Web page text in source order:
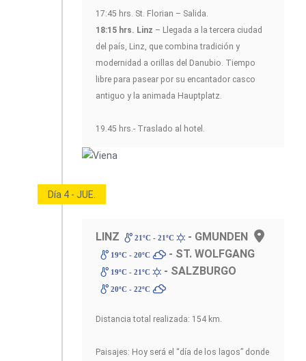
17:45 hrs. St. Florian – Salida.
18:15 hrs. Linz – Llegada a la tercera ciudad
del país, Linz, que combina tradición y
modernidad a orillas del Danubio. Tiempo
libre para pasear por su encantador casco
antiguo y la animada Hauptplatz.
19.45 hrs.- Traslado al hotel.
Día 4 - JUE.
LINZ 21ºC - 21ºC - GMUNDEN
19ºC - 20ºC - ST. WOLFGANG
19ºC - 21ºC - SALZBURGO
20ºC - 22ºC
Distancia total realizada: 154 km.
Paisajes: Hoy será el “día de los lagos” donde